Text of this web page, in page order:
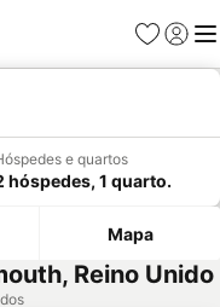
Favoritos
Iniciar
e quartos
hóspedes, 1 quarto.
Mapa
Reino Unido